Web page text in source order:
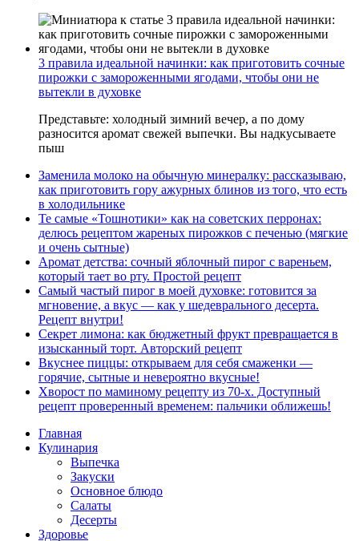
3 правила идеальной начинки: как приготовить сочные
пирожки с замороженными ягодами, чтобы они не
вытекли в духовке
Представьте: холодный зимний вечер, а по дому
разносится аромат свежей выпечки. Вы надкусываете
пыш
Заменила молоко на обычную минералку: рассказываю,
как приготовить гору ажурных блинов из того, что есть
в холодильнике
Те самые «Тошнотики» как на советских перронах:
делюсь рецептом жареных пирожков с печенью (мягкие
и очень сытные)
Аромат детства: сочный яблочный пирог с вареньем,
который тает во рту. Простой рецепт
Самый частый пирог в моей духовке: готовится за
мгновение, а вкус — как у шедеврального десерта.
Рецепт внутри!
Секрет лимона: как бюджетный фрукт превращается в
изысканный торт. Авторский рецепт
Вкуснее пиццы: открываем для себя смаженки —
горячие, сытные и невероятно вкусные!
Хворост по маминому рецепту из 70-х. Доступный
рецепт проверенный временем: пальчики оближешь!
Главная
Кулинария
Выпечка
Закуски
Основное блюдо
Салаты
Десерты
Здоровье